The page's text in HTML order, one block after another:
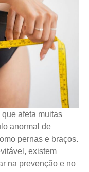
afeta muitas
anormal de
pernas e braços.
existem
na prevenção e no